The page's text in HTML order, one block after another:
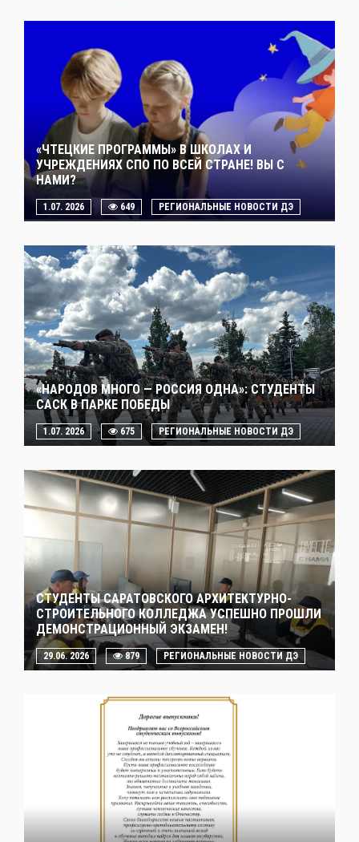
«ЧТЕЦКИЕ ПРОГРАММЫ» В ШКОЛАХ И
УЧРЕЖДЕНИЯХ СПО ПО ВСЕЙ СТРАНЕ! ВЫ С
НАМИ?
1.07. 2026 649 РЕГИОНАЛЬНЫЕ НОВОСТИ ДЭ
«НАРОДОВ МНОГО — РОССИЯ ОДНА»: СТУДЕНТЫ
САСК В ПАРКЕ ПОБЕДЫ
1.07. 2026 675 РЕГИОНАЛЬНЫЕ НОВОСТИ ДЭ
СТУДЕНТЫ САРАТОВСКОГО АРХИТЕКТУРНО-
СТРОИТЕЛЬНОГО КОЛЛЕДЖА УСПЕШНО ПРОШЛИ
ДЕМОНСТРАЦИОННЫЙ ЭКЗАМЕН!
29.06. 2026 879 РЕГИОНАЛЬНЫЕ НОВОСТИ ДЭ